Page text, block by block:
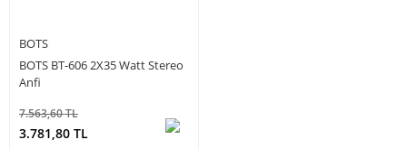
BOTS
BOTS BT-606 2X35 Watt Stereo
Anfi
7.563,60 TL
3.781,80 TL